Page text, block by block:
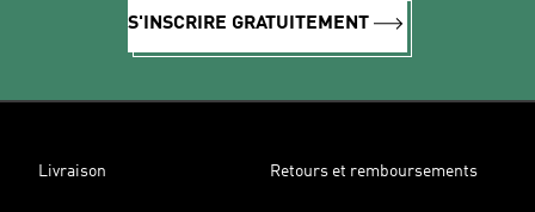
S'INSCRIRE GRATUITEMENT
Livraison Retours et remboursements